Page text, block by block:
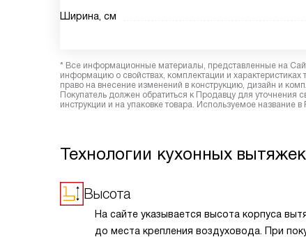
Ширина, см
* Все информационные материалы, представленные на
информацию о свойствах, комплектации и
право на внесение изменений в конструкцию, дизайн и
Покупатель должен обратиться к Продавцу для уточнения
инструкции и на упаковке товара. Используемое название
Технологии кухонных
Высота
На сайте указывается высота корпуса
до места крепления воздуховода. При